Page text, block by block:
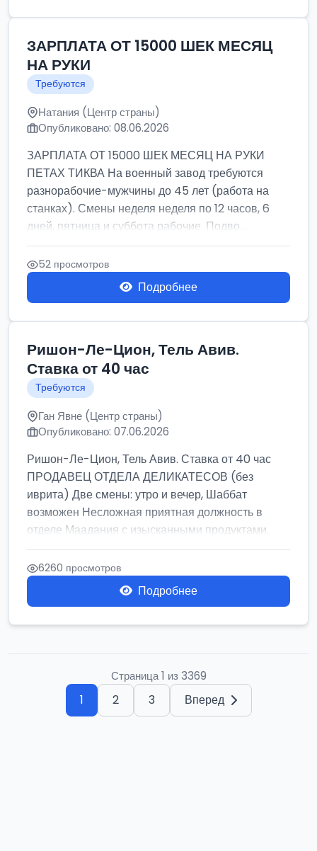
ЗАРПЛАТА ОТ 15000 ШЕК МЕСЯЦ
НА РУКИ
Требуются
Натания (Центр страны)
Опубликовано: 08.06.2026
ЗАРПЛАТА ОТ 15000 ШЕК МЕСЯЦ НА РУКИ
ПЕТАХ ТИКВА На военный завод требуются
разнорабочие-мужчины до 45 лет (работа на
станках). Смены неделя неделя по 12 часов, 6
дней, пятница и суббота рабочие. Подво...
52 просмотров
Подробнее
Ришон-Ле-Цион, Тель Авив.
Ставка от 40 час
Требуются
Ган Явне (Центр страны)
Опубликовано: 07.06.2026
Ришон-Ле-Цион, Тель Авив. Ставка от 40 час
ПРОДАВЕЦ ОТДЕЛА ДЕЛИКАТЕСОВ (без
иврита) Две смены: утро и вечер, Шаббат
возможен Несложная приятная должность в
отделе Маадания с изысканными продуктами.
Се...
6260 просмотров
Подробнее
Страница 1 из 3369
1 2 3 Вперед